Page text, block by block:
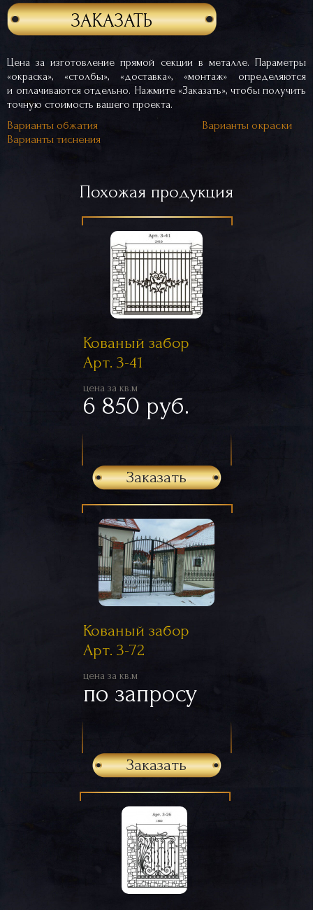
ЗАКАЗАТЬ
Цена за изготовление прямой секции в металле. Параметры
«окраска», «столбы», «доставка», «монтаж» определяются
и оплачиваются отдельно. Нажмите «Заказать», чтобы получить
точную стоимость вашего проекта.
Варианты обжатия
Варианты окраски
Варианты тиснения
Похожая продукция
Кованый забор
Арт. 3-41
цена за кв.м
6 850 руб.
Заказать
Кованый забор
Арт. 3-72
цена за кв.м
по запросу
Заказать